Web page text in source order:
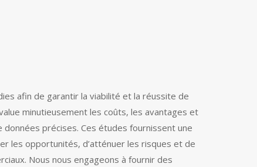
afin de garantir la viabilité et la réussite de
minutieusement les coûts, les avantages et
précises. Ces études fournissent une
les opportunités, d’atténuer les risques et de
Nous nous engageons à fournir des